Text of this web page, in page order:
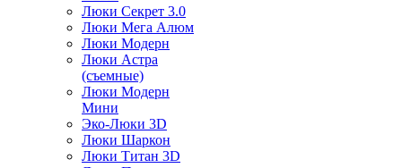
Люки Секрет 3.0
Люки Мега Алюм
Люки Модерн
Люки Астра
(съемные)
Люки Модерн
Мини
Эко-Люки 3D
Люки Шаркон
Люки Титан 3D